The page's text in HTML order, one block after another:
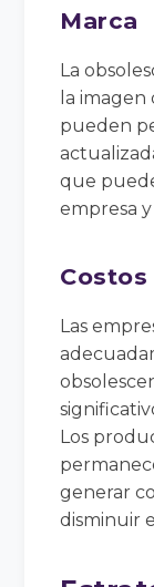
Marca
La
la imagen
pueden
que
empresa
Las
Los
generar
disminuir